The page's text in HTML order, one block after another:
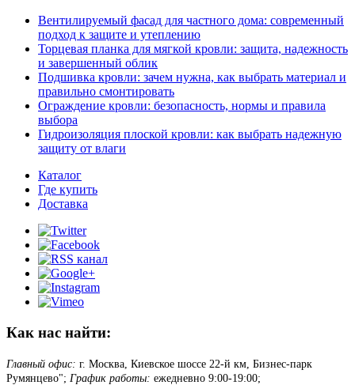
Вентилируемый фасад для частного дома: современный
подход к защите и утеплению
Торцевая планка для мягкой кровли: защита, надежность
и завершенный облик
Подшивка кровли: зачем нужна, как выбрать материал и
правильно смонтировать
Ограждение кровли: безопасность, нормы и правила
выбора
Гидроизоляция плоской кровли: как выбрать надежную
защиту от влаги
Каталог
Где купить
Доставка
Как нас найти:
Главный офис: г. Москва, Киевское шоссе 22-й км, Бизнес-парк
Румянцево"; График работы: ежедневно 9:00-19:00;